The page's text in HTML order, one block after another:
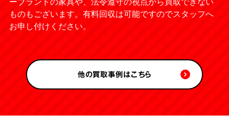
ものもございます。有料回収は可能ですのでスタッフへ
お申し付けください。
他の買取事例はこちら